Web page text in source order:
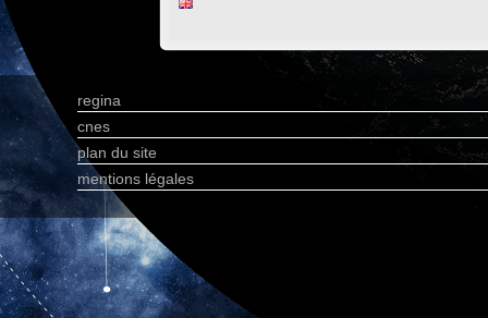
regina
cnes
plan du site
mentions légales